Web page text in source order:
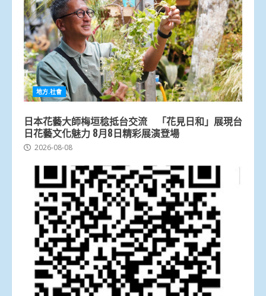
地方.社會
日本花藝大師梅垣稔抵台交流 「花見日和」展現台
日花藝文化魅力 8月8日精彩展演登場
2026-08-08